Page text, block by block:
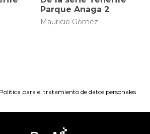
Parque Anaga 2
Mauricio Gómez
Política para el tratamiento de datos personales